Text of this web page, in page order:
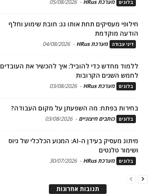
בלוגים מערכת HRus -
05/08/2026
חילופי מעסיקים תחת אותו גג: חובת שימוע וחלף
הודעה מוקדמת
דיני עבודה מערכת HRus -
04/08/2026
ללמוד מחדש כדי להוביל: איך להכשיר את העובדים
לחמש השנים הקרובות
בלוגים מערכת HRus -
03/08/2026
בחירות בפתח: מה השפעתן על מקום העבודה?
בלוגים כותבים חיצוניים -
03/08/2026
מיתוג מעסיק בעידן ה-AI: המנוע הכלכלי של גיוס
ושימור טלנטים
בלוגים מערכת HRus -
30/07/2026
תגובות אחרונות